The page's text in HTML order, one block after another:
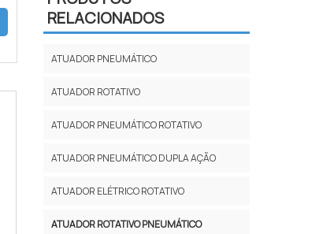
RELACIONADOS
ATUADOR PNEUMÁTICO
ATUADOR ROTATIVO
ATUADOR PNEUMÁTICO ROTATIVO
ATUADOR PNEUMÁTICO DUPLA AÇÃO
ATUADOR ELÉTRICO ROTATIVO
ATUADOR ROTATIVO PNEUMÁTICO